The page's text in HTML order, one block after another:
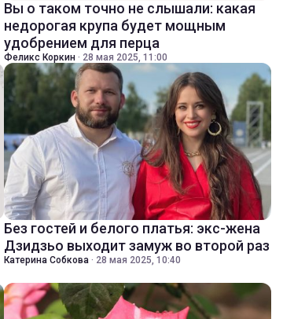
Вы о таком точно не слышали: какая
недорогая крупа будет мощным
удобрением для перца
Феликс Коркин · 28 мая 2025, 11:00
Без гостей и белого платья: экс-жена
Дзидзьо выходит замуж во второй раз
Катерина Собкова · 28 мая 2025, 10:40